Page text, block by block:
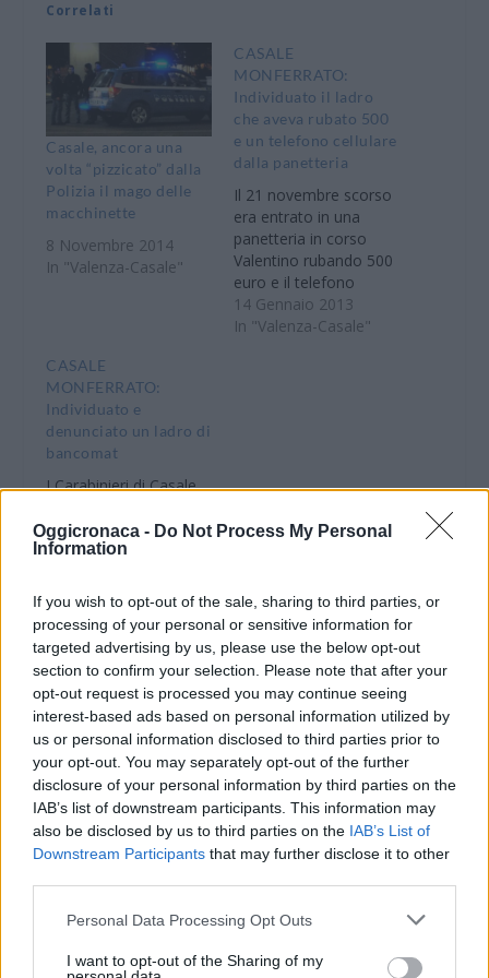
Oggicronaca - Do Not Process My Personal
Information
If you wish to opt-out of the sale, sharing to third parties, or
processing of your personal or sensitive information for
targeted advertising by us, please use the below opt-out
section to confirm your selection. Please note that after your
opt-out request is processed you may continue seeing
interest-based ads based on personal information utilized by
us or personal information disclosed to third parties prior to
your opt-out. You may separately opt-out of the further
disclosure of your personal information by third parties on the
IAB’s list of downstream participants. This information may
also be disclosed by us to third parties on the IAB’s List of
Downstream Participants that may further disclose it to other
Personal Data Processing Opt Outs
I want to opt-out of the Sharing of my
Correlati
Casale, ancora una
volta “pizzicato” dalla
Polizia il mago delle
macchinette
8 Novembre 2014
In "Valenza-Casale"
CASALE
MONFERRATO:
Individuato il ladro
che aveva rubato 500
e un telefono cellulare
dalla panetteria
Il 21 novembre scorso
era entrato in una
panetteria in corso
Valentino rubando 500
euro e il telefono
cellulare, ma è stato
individuato e
macchinette”, già…
14 Gennaio 2013
In "Valenza-Casale"
CASALE
MONFERRATO:
Individuato e
denunciato un ladro di
bancomat
I Carabinieri di Casale
denunciato per furto
con strappo un 41enne
domiciliato in Torino. I
militari dell’Arma, al
termine di
accertamenti di polizia
giudiziaria, riuscivano
ad identificarlo come
l’autore di un furto
messo a segno il 12
ottobre ai danni di una
74enne pensionata.
Nella circostanza…
29 Ottobre 2012
In "Valenza-Casale"
CONDIVIDERE:
VALUTARE: